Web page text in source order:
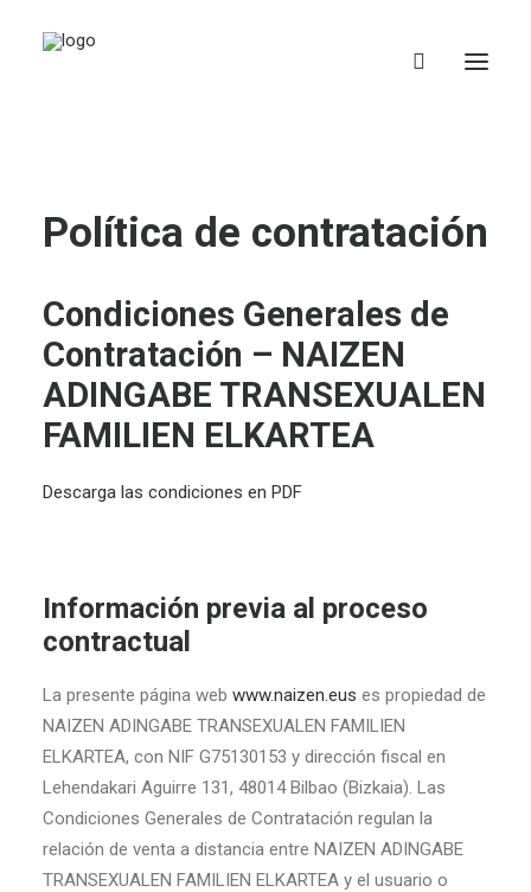
Complementos
Donaciones
EUS
Política de contratación
Condiciones Generales de
Contratación – NAIZEN
ADINGABE TRANSEXUALEN
FAMILIEN ELKARTEA
Descarga las condiciones en PDF
Información previa al proceso
contractual
La presente página web www.naizen.eus es propiedad de
NAIZEN ADINGABE TRANSEXUALEN FAMILIEN
ELKARTEA, con NIF G75130153 y dirección fiscal en
Lehendakari Aguirre 131, 48014 Bilbao (Bizkaia). Las
Condiciones Generales de Contratación regulan la
relación de venta a distancia entre NAIZEN ADINGABE
TRANSEXUALEN FAMILIEN ELKARTEA y el usuario o